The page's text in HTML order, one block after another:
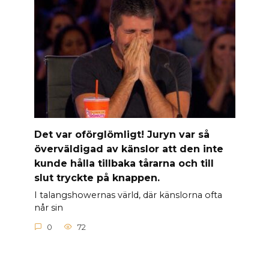
Det var oförglömligt! Juryn var så
överväldigad av känslor att den inte
kunde hålla tillbaka tårarna och till
slut tryckte på knappen.
I talangshowernas värld, där känslorna ofta
når sin
0 72